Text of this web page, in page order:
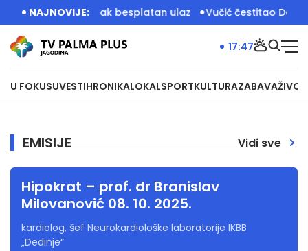
NAJNOVIJE:
rada, u ponedeljak besplatan ulaz Vučić čestitao Dan
U FOKUSUVESTIHRONIKALOKALSPORTKULTURAZABAVAŽIVOT
17:47
EMISIJE Vidi sve
Hipokrat – prof. dr Branislav
Milovanović 08. 10. 2025.
kardiolog, šef Neurokardiološke laboratorije IKBB
„Dedinje“